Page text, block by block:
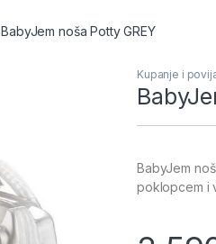
BabyJem noša Potty GREY
Kupanje i
BabyJem
poklopcem i